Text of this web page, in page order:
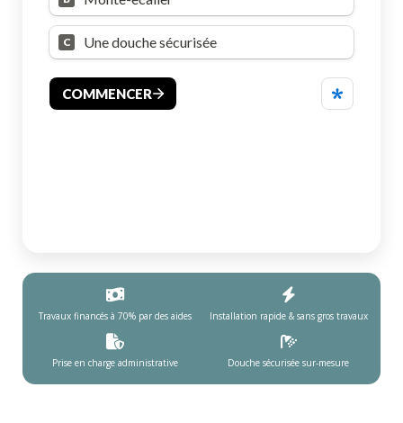
Travaux financés à 70% par des aides Installation rapide & sans gros travaux
Prise en charge administrative Douche sécurisée sur-mesure